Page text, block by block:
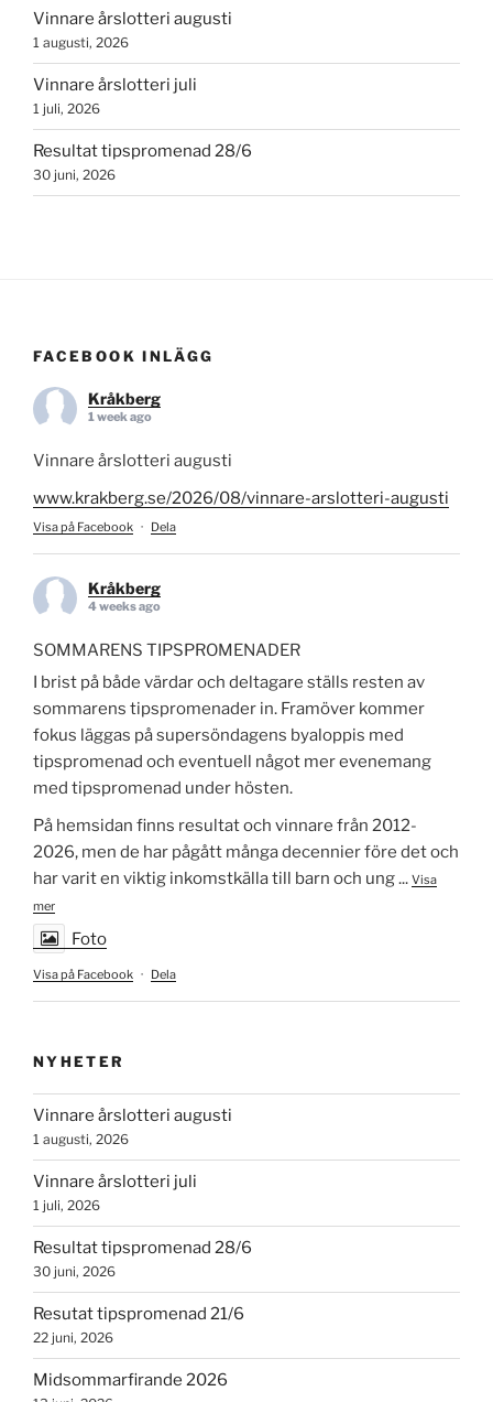
Vinnare årslotteri augusti
1 augusti, 2026
Vinnare årslotteri juli
1 juli, 2026
Resultat tipspromenad 28/6
30 juni, 2026
FACEBOOK INLÄGG
Kråkberg
1 week ago
Vinnare årslotteri augusti
www.krakberg.se/2026/08/vinnare-arslotteri-augusti
Visa på Facebook · Dela
Kråkberg
4 weeks ago
SOMMARENS TIPSPROMENADER
I brist på både värdar och deltagare ställs resten av
sommarens tipspromenader in. Framöver kommer
fokus läggas på supersöndagens byaloppis med
tipspromenad och eventuell något mer evenemang
med tipspromenad under hösten.
På hemsidan finns resultat och vinnare från 2012-
2026, men de har pågått många decennier före det och
har varit en viktig inkomstkälla till barn och ung... Visa
mer
Foto
Visa på Facebook · Dela
NYHETER
Vinnare årslotteri augusti
1 augusti, 2026
Vinnare årslotteri juli
1 juli, 2026
Resultat tipspromenad 28/6
30 juni, 2026
Resutat tipspromenad 21/6
22 juni, 2026
Midsommarfirande 2026